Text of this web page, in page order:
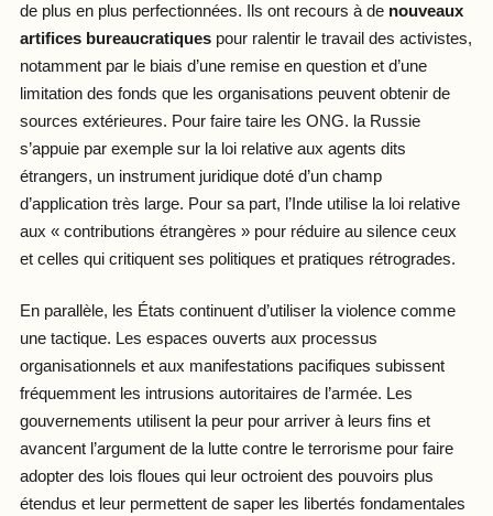
de plus en plus perfectionnées. Ils ont recours à de nouveaux
artifices bureaucratiquespour ralentir le travail des activistes,
notamment par le biais d’une remise en question et d’une
limitation des fonds que les organisations peuvent obtenir de
sources extérieures. Pour faire taire les ONG. la Russie
s’appuie par exemple sur la loi relative aux agents dits
étrangers, un instrument juridique doté d’un champ
d’application très large. Pour sa part, l’Inde utilise la loi relative
aux « contributions étrangères » pour réduire au silence ceux
et celles qui critiquent ses politiques et pratiques rétrogrades.
En parallèle, les États continuent d’utiliser la violence comme
une tactique. Les espaces ouverts aux processus
organisationnels et aux manifestations pacifiques subissent
fréquemment les intrusions autoritaires de l’armée. Les
gouvernements utilisent la peur pour arriver à leurs fins et
avancent l’argument de la lutte contre le terrorisme pour faire
adopter des lois floues qui leur octroient des pouvoirs plus
étendus et leur permettent de saper les libertés fondamentales